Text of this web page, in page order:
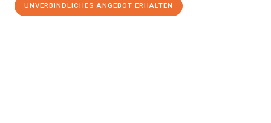
UNVERBINDLICHES ANGEBOT ERHALTEN